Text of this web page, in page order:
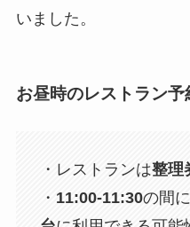
いました。
お昼時のレストラン予
・レストランは整理
・ 11:00-11:30の間